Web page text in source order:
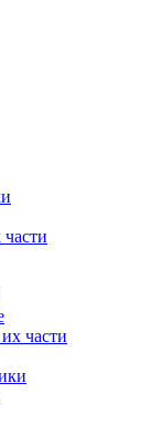
части